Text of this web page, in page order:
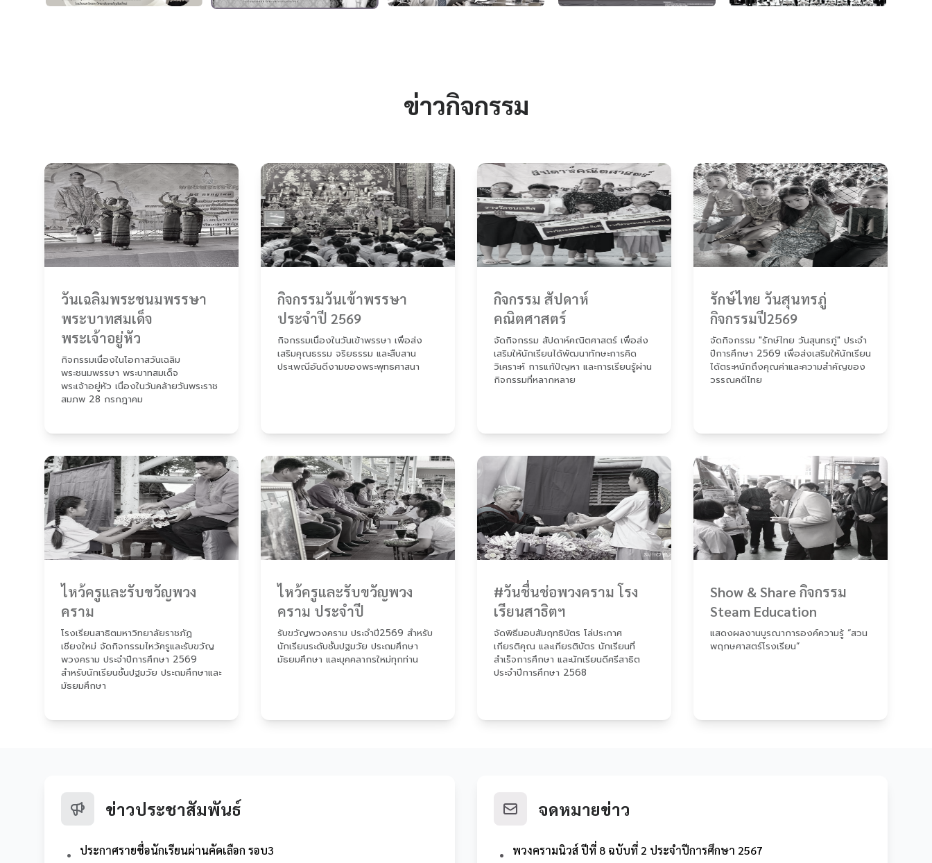
ข่าวกิจกรรม
วันเฉลิมพระชนมพรรษา
พระบาทสมเด็จ
พระเจ้าอยู่หัว
กิจกรรมเนื่องในโอกาสวันเฉลิม
พระชนมพรรษา พระบาทสมเด็จ
พระเจ้าอยู่หัว เนื่องในวันคล้ายวันพระราช
สมภพ 28 กรกฎาคม
กิจกรรมวันเข้าพรรษา
ประจำปี 2569
กิจกรรมเนื่องในวันเข้าพรรษา เพื่อส่ง
เสริมคุณธรรม จริยธรรม และสืบสาน
ประเพณีอันดีงามของพระพุทธศาสนา
กิจกรรม สัปดาห์
คณิตศาสตร์
จัดกิจกรรม สัปดาห์คณิตศาสตร์ เพื่อส่ง
เสริมให้นักเรียนได้พัฒนาทักษะการคิด
วิเคราะห์ การแก้ปัญหา และการเรียนรู้ผ่าน
กิจกรรมที่หลากหลาย
รักษ์ไทย วันสุนทรภู่
กิจกรรมปี2569
จัดกิจกรรม "รักษ์ไทย วันสุนทรภู่" ประจำ
ปีการศึกษา 2569 เพื่อส่งเสริมให้นักเรียน
ได้ตระหนักถึงคุณค่าและความสำคัญของ
วรรณคดีไทย
ไหว้ครูและรับขวัญพวง
คราม
โรงเรียนสาธิตมหาวิทยาลัยราชภัฏ
เชียงใหม่ จัดกิจกรรมไหว้ครูและรับขวัญ
พวงคราม ประจำปีการศึกษา 2569
สำหรับนักเรียนชั้นปฐมวัย ประถมศึกษาและ
มัธยมศึกษา
ไหว้ครูและรับขวัญพวง
คราม ประจำปี
รับขวัญพวงคราม ประจำปี2569 สำหรับ
นักเรียนระดับชั้นปฐมวัย ประถมศึกษา
มัธยมศึกษา และบุคคลากรใหม่ทุกท่าน
#วันชื่นช่อพวงคราม โรง
เรียนสาธิตฯ
จัดพิธีมอบสัมฤทธิบัตร โล่ประกาศ
เกียรติคุณ และเกียรติบัตร นักเรียนที่
สำเร็จการศึกษา และนักเรียนดีศรีสาธิต
ประจำปีการศึกษา 2568
Show & Share กิจกรรม
Steam Education
แสดงผลงานบูรณาการองค์ความรู้ “สวน
พฤกษศาสตร์โรงเรียน”
ข่าวประชาสัมพันธ์
• ประกาศรายชื่อนักเรียนผ่านคัดเลือก รอบ3
จดหมายข่าว
• พวงครามนิวส์ ปีที่ 8 ฉบับที่ 2 ประจำปีการศึกษา 2567